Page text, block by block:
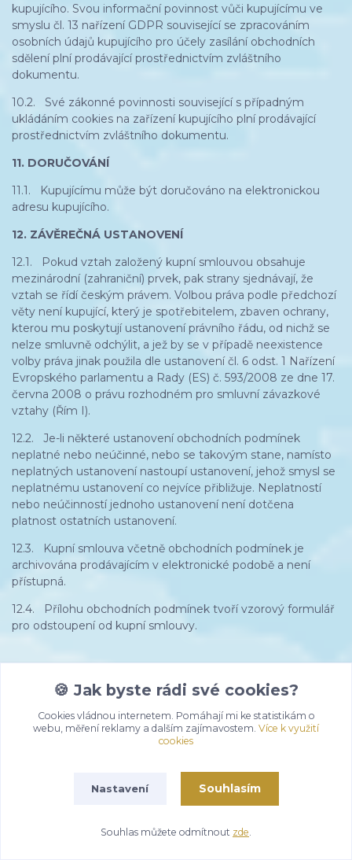
kupujícího. Svou informační povinnost vůči kupujícímu ve
smyslu čl. 13 nařízení GDPR související se zpracováním
osobních údajů kupujícího pro účely zasílání obchodních
sdělení plní prodávající prostřednictvím zvláštního
dokumentu.
10.2. Své zákonné povinnosti související s případným
ukládáním cookies na zařízení kupujícího plní prodávající
prostřednictvím zvláštního dokumentu.
11. DORUČOVÁNÍ
11.1. Kupujícímu může být doručováno na elektronickou
adresu kupujícího.
12. ZÁVĚREČNÁ USTANOVENÍ
12.1. Pokud vztah založený kupní smlouvou obsahuje
mezinárodní (zahraniční) prvek, pak strany sjednávají, že
vztah se řídí českým právem. Volbou práva podle předchozí
věty není kupující, který je spotřebitelem, zbaven ochrany,
kterou mu poskytují ustanovení právního řádu, od nichž se
nelze smluvně odchýlit, a jež by se v případě neexistence
volby práva jinak použila dle ustanovení čl. 6 odst. 1 Nařízení
Evropského parlamentu a Rady (ES) č. 593/2008 ze dne 17.
června 2008 o právu rozhodném pro smluvní závazkové
vztahy (Řím I).
12.2. Je-li některé ustanovení obchodních podmínek
neplatné nebo neúčinné, nebo se takovým stane, namísto
neplatných ustanovení nastoupí ustanovení, jehož smysl se
neplatnému ustanovení co nejvíce přibližuje. Neplatností
nebo neúčinností jednoho ustanovení není dotčena
platnost ostatních ustanovení.
12.3. Kupní smlouva včetně obchodních podmínek je
archivována prodávajícím v elektronické podobě a není
přístupná.
12.4. Přílohu obchodních podmínek tvoří vzorový formulář
pro odstoupení od kupní smlouvy.
Informace pro zákazníky
🍪 Jak byste rádi své cookies?
Cookies vládnou internetem. Pomáhají mi ke statistikám o
webu, měření reklamy a dalším zajímavostem. Více k využití
cookies
Nastavení Souhlasím
Souhlas můžete odmítnout zde